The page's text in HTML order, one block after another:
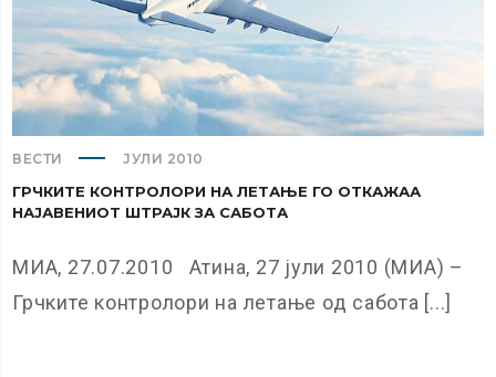
ВЕСТИ ЈУЛИ 2010
ГРЧКИТЕ КОНТРОЛОРИ НА ЛЕТАЊЕ ГО ОТКАЖАА
НАЈАВЕНИОТ ШТРАЈК ЗА САБОТА
МИА, 27.07.2010 Атина, 27 јули 2010 (МИА) –
Грчките контролори на летање од сабота [...]